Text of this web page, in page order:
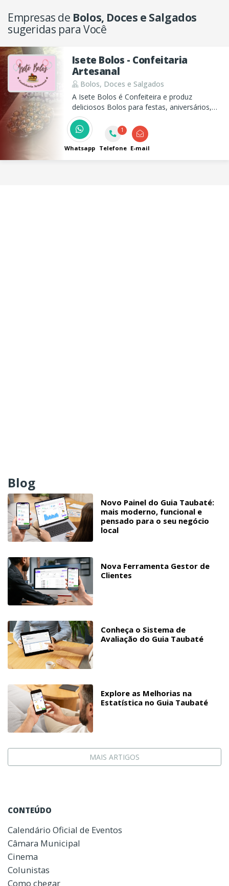
Empresas de Bolos, Doces e Salgados
sugeridas para Você
Isete Bolos - Confeitaria
Artesanal
Bolos, Doces e Salgados
A Isete Bolos é Confeiteira e produz
deliciosos Bolos para festas, aniversários,
café da tarde e eventos, além de centos de
brigadeiro, beijinho, doces finos, salgados e
pão de queijo fresquinho! Somente delivery
e encomendas
Whatsapp
1
Telefone E-mail
Blog
Novo Painel do Guia Taubaté:
mais moderno, funcional e
pensado para o seu negócio
local
Nova Ferramenta Gestor de
Clientes
Conheça o Sistema de
Avaliação do Guia Taubaté
Explore as Melhorias na
Estatística no Guia Taubaté
MAIS ARTIGOS
CONTEÚDO
Calendário Oficial de Eventos
Câmara Municipal
Cinema
Colunistas
Como chegar